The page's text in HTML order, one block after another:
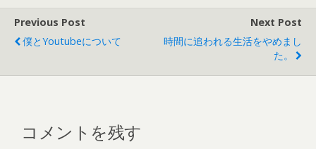
Previous Post
僕とYoutubeについて
Next Post
時間に追われる生活をやめまし
た。
コメントを残す